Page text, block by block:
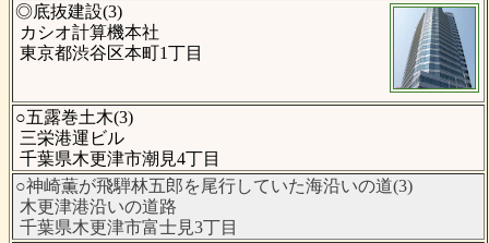
◎底抜建設(3)
カシオ計算機本社
東京都渋谷区本町1丁目
○五露巻土木(3)
三栄港運ビル
千葉県木更津市潮見4丁目
○神崎薫が飛騨林五郎を尾行していた海沿いの道(3)
木更津港沿いの道路
千葉県木更津市富士見3丁目